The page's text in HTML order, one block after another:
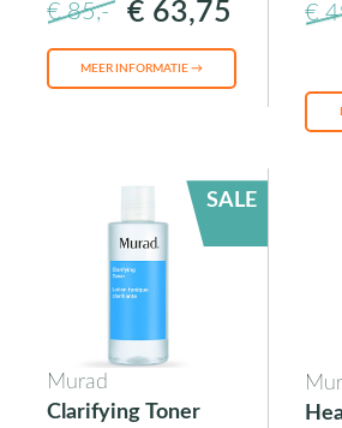
€ 85,- € 63,75
MEER INFORMATIE →
€
SALE
Murad
Clarifying Toner